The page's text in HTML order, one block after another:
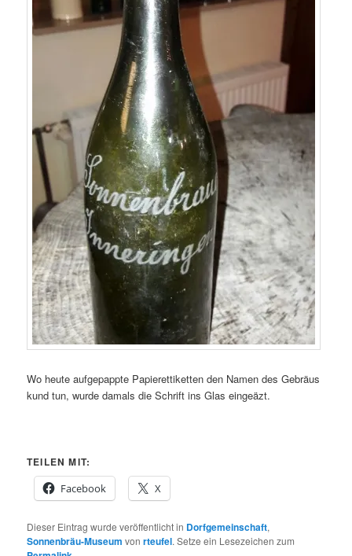
Wo heute aufgepappte Papierettiketten den Namen des Gebräus
kund tun, wurde damals die Schrift ins Glas eingeäzt.
TEILEN MIT:
Facebook
X
Dieser Eintrag wurde veröffentlicht in Dorfgemeinschaft,
Sonnenbräu-Museum vonrteufel. Setze ein Lesezeichen zum